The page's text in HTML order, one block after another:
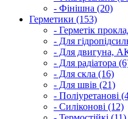
- Фінішна (20)
Герметики (153)
- Герметік
- Для
- Для двигуна,
- Для радіатора
- Для скла (16)
- Для швів (21)
- Поліуретанові
- Силіконові (12)